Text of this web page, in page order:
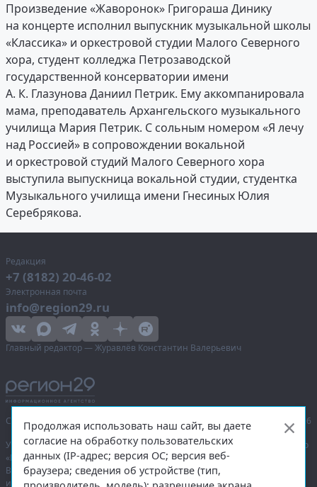
Произведение «Жаворонок» Григораша Динику
на концерте исполнил выпускник музыкальной школы
«Классика» и оркестровой студии Малого Северного
хора, студент колледжа Петрозаводской
государственной консерватории имени
А. К. Глазунова Даниил Петрик. Ему аккомпанировала
мама, преподаватель Архангельского музыкального
училища Мария Петрик. С сольным номером «Я лечу
над Россией» в сопровождении вокальной
и оркестровой студий Малого Северного хора
выступила выпускница вокальной студии, студентка
Музыкального училища имени Гнесиных Юлия
Серебрякова.
Редакция
+7 (8182) 20-46-02
Электронная почта
info@region29.ru
Главный редактор — Журавлёв Константин Валерьевич
Сетевое издание «Информационное агентство Регион 29»,
© 2016–2026
Учредитель — общество с ограниченной ответственностью «Агентство
«Правда Севера».
Выписка из реестра зарегистрированных средств массовой
информации:ЭЛ № ФС 77-74226от 09.11.2018 выдано Федеральной
Продолжая использовать наш сайт, вы даете
согласие на обработку пользовательских
данных (IP-адрес; версия ОС; версия веб-
браузера; сведения об устройстве (тип,